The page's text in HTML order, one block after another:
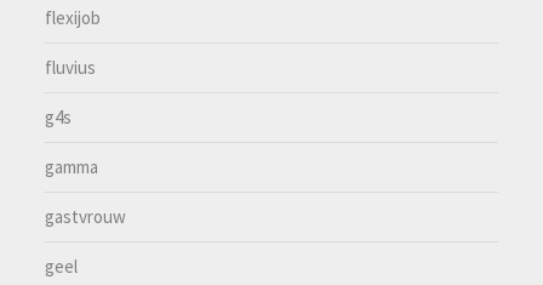
flexijob
fluvius
g4s
gamma
gastvrouw
geel